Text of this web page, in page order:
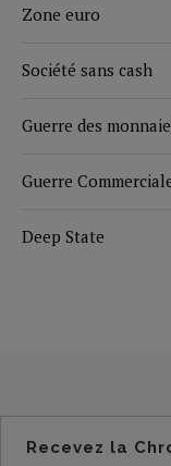
Zone euro
Société sans cash
Guerre des
Guerre
Deep State
Recevez la